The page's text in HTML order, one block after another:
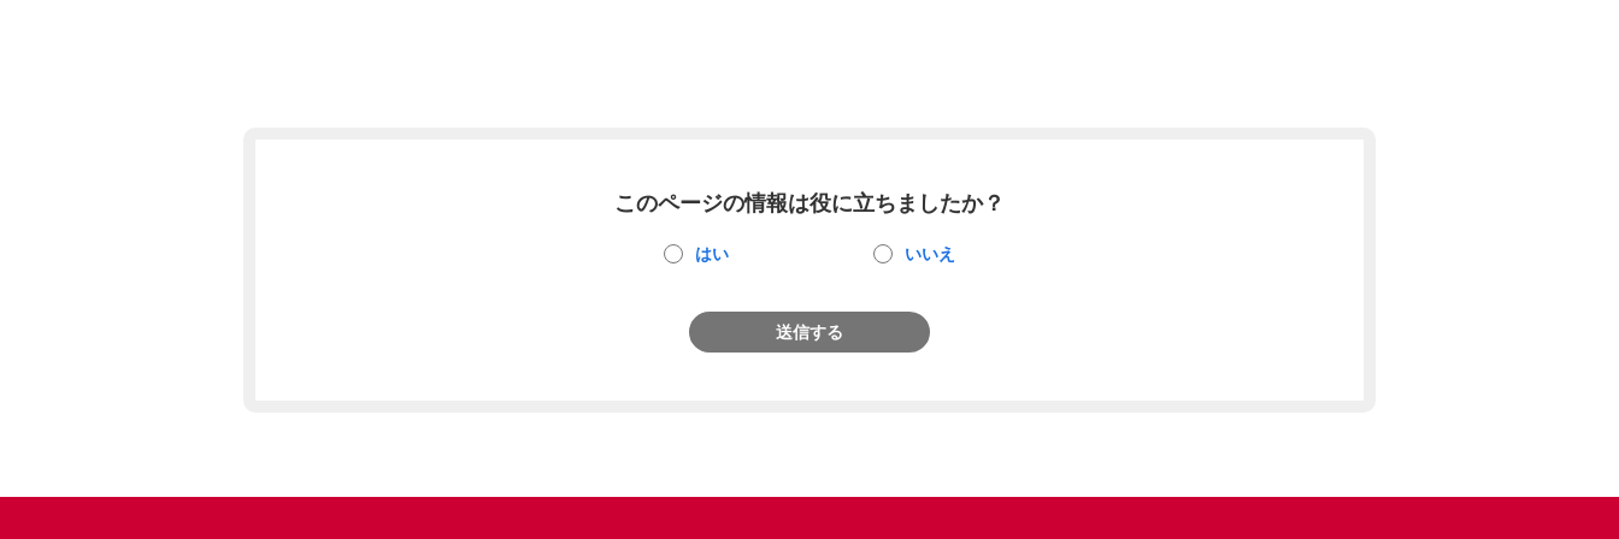
このページの情報は役に立ちましたか？
はい いいえ
送信する